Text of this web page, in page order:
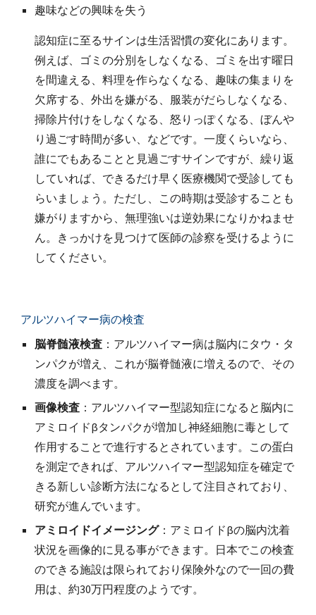
趣味などの興味を失う
認知症に至るサインは生活習慣の変化にあります。
例えば、ゴミの分別をしなくなる、ゴミを出す曜日
を間違える、料理を作らなくなる、趣味の集まりを
欠席する、外出を嫌がる、服装がだらしなくなる、
掃除片付けをしなくなる、怒りっぽくなる、ぼんや
り過ごす時間が多い、などです。一度くらいなら、
誰にでもあることと見過ごすサインですが、繰り返
していれば、できるだけ早く医療機関で受診しても
らいましょう。ただし、この時期は受診することも
嫌がりますから、無理強いは逆効果になりかねませ
ん。きっかけを見つけて医師の診察を受けるように
してください。
アルツハイマー病の検査
脳脊髄液検査 ：アルツハイマー病は脳内にタウ・タ
ンパクが増え、これが脳脊髄液に増えるので、その
濃度を調べます。
画像検査 ：アルツハイマー型認知症になると脳内に
アミロイドβタンパクが増加し神経細胞に毒として
作用することで進行するとされています。この蛋白
を測定できれば、アルツハイマー型認知症を確定で
きる新しい診断方法になるとして注目されており、
研究が進んでいます。
アミロイドイメージング：アミロイドβの脳内沈着
状況を画像的に見る事ができます。日本でこの検査
のできる施設は限られており保険外なので一回の費
用は、約30万円程度のようです。